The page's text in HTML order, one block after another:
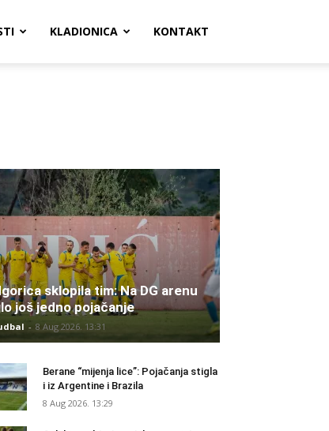
KLADIONICA KONTAKT
sklopila tim: Na DG arenu
još jedno pojačanje
- 8 Aug 2026. 13:31
Berane “mijenja lice”: Pojačanja stigla
i iz Argentine i Brazila
8 Aug 2026. 13:29